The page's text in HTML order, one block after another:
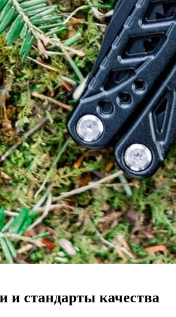
и стандарты качества